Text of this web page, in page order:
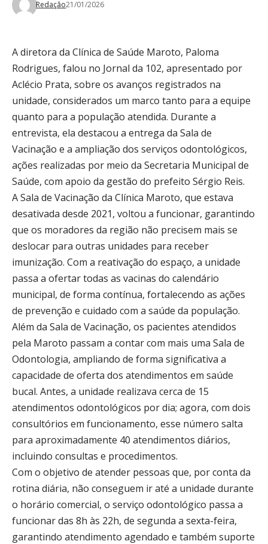
Redação21/01/2026
A diretora da Clínica de Saúde Maroto, Paloma
Rodrigues, falou no Jornal da 102, apresentado por
Aclécio Prata, sobre os avanços registrados na
unidade, considerados um marco tanto para a equipe
quanto para a população atendida. Durante a
entrevista, ela destacou a entrega da Sala de
Vacinação e a ampliação dos serviços odontológicos,
ações realizadas por meio da Secretaria Municipal de
Saúde, com apoio da gestão do prefeito Sérgio Reis.
A Sala de Vacinação da Clínica Maroto, que estava
desativada desde 2021, voltou a funcionar, garantindo
que os moradores da região não precisem mais se
deslocar para outras unidades para receber
imunização. Com a reativação do espaço, a unidade
passa a ofertar todas as vacinas do calendário
municipal, de forma contínua, fortalecendo as ações
de prevenção e cuidado com a saúde da população.
Além da Sala de Vacinação, os pacientes atendidos
pela Maroto passam a contar com mais uma Sala de
Odontologia, ampliando de forma significativa a
capacidade de oferta dos atendimentos em saúde
bucal. Antes, a unidade realizava cerca de 15
atendimentos odontológicos por dia; agora, com dois
consultórios em funcionamento, esse número salta
para aproximadamente 40 atendimentos diários,
incluindo consultas e procedimentos.
Com o objetivo de atender pessoas que, por conta da
rotina diária, não conseguem ir até a unidade durante
o horário comercial, o serviço odontológico passa a
funcionar das 8h às 22h, de segunda a sexta-feira,
garantindo atendimento agendado e também suporte